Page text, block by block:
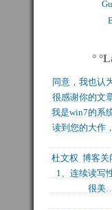
°
同意，我也认
历史
很感谢你的文
功还
我是win7的系
读到您的大作
买的
杜文权 博客关
1、连续读写
写入
很美